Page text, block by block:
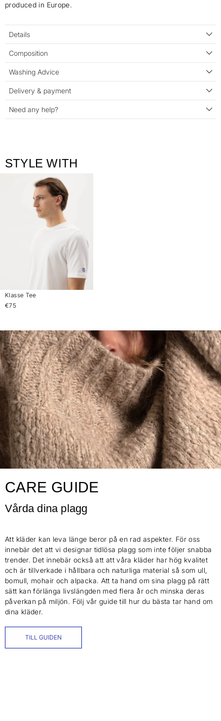
produced in Europe.
Details
Composition
Washing Advice
Delivery & payment
Need any help?
STYLE WITH
Klasse Tee
€75
CARE GUIDE
Vårda dina plagg
Att kläder kan leva länge beror på en rad aspekter. För oss
innebär det att vi designar tidlösa plagg som inte följer snabba
trender. Det innebär också att att våra kläder har hög kvalitet
och är tillverkade i hållbara och naturliga material så som ull,
bomull, mohair och alpacka. Att ta hand om sina plagg på rätt
sätt kan förlänga livslängden med flera år och minska deras
påverkan på miljön. Följ vår guide till hur du bästa tar hand om
dina kläder.
TILL GUIDEN